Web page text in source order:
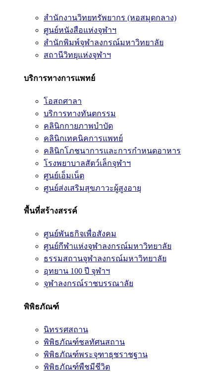
สำนักงานวิทยทรัพยากร (หอสมุดกลาง)
ศูนย์หนังสือแห่งจุฬาฯ
สำนักพิมพ์จุฬาลงกรณ์มหาวิทยาลัย
สถานีวิทยุแห่งจุฬาฯ
บริการทางการแพทย์
โอสถศาลา
บริการทางทันตกรรม
คลินิกกายภาพบำบัด
คลินิกเทคนิคการแพทย์
คลินิกโภชนาการและการกำหนดอาหาร
โรงพยาบาลสัตว์เล็กจุฬาฯ
ศูนย์เอ็มเน็ต
ศูนย์ส่งเสริมสุขภาวะผู้สูงอายุ
พื้นที่สร้างสรรค์
ศูนย์พันธกิจเพื่อสังคม
ศูนย์กีฬาแห่งจุฬาลงกรณ์มหาวิทยาลัย
ธรรมสถานจุฬาลงกรณ์มหาวิทยาลัย
อุทยาน 100 ปี จุฬาฯ
จุฬาลงกรณ์ราชบรรณาลัย
พิพิธภัณฑ์
นิทรรศสถาน
พิพิธภัณฑ์ชลทัศนสถาน
พิพิธภัณฑ์พระจุฑาธุชราชฐาน
พิพิธภัณฑ์พืชมีชีวิต